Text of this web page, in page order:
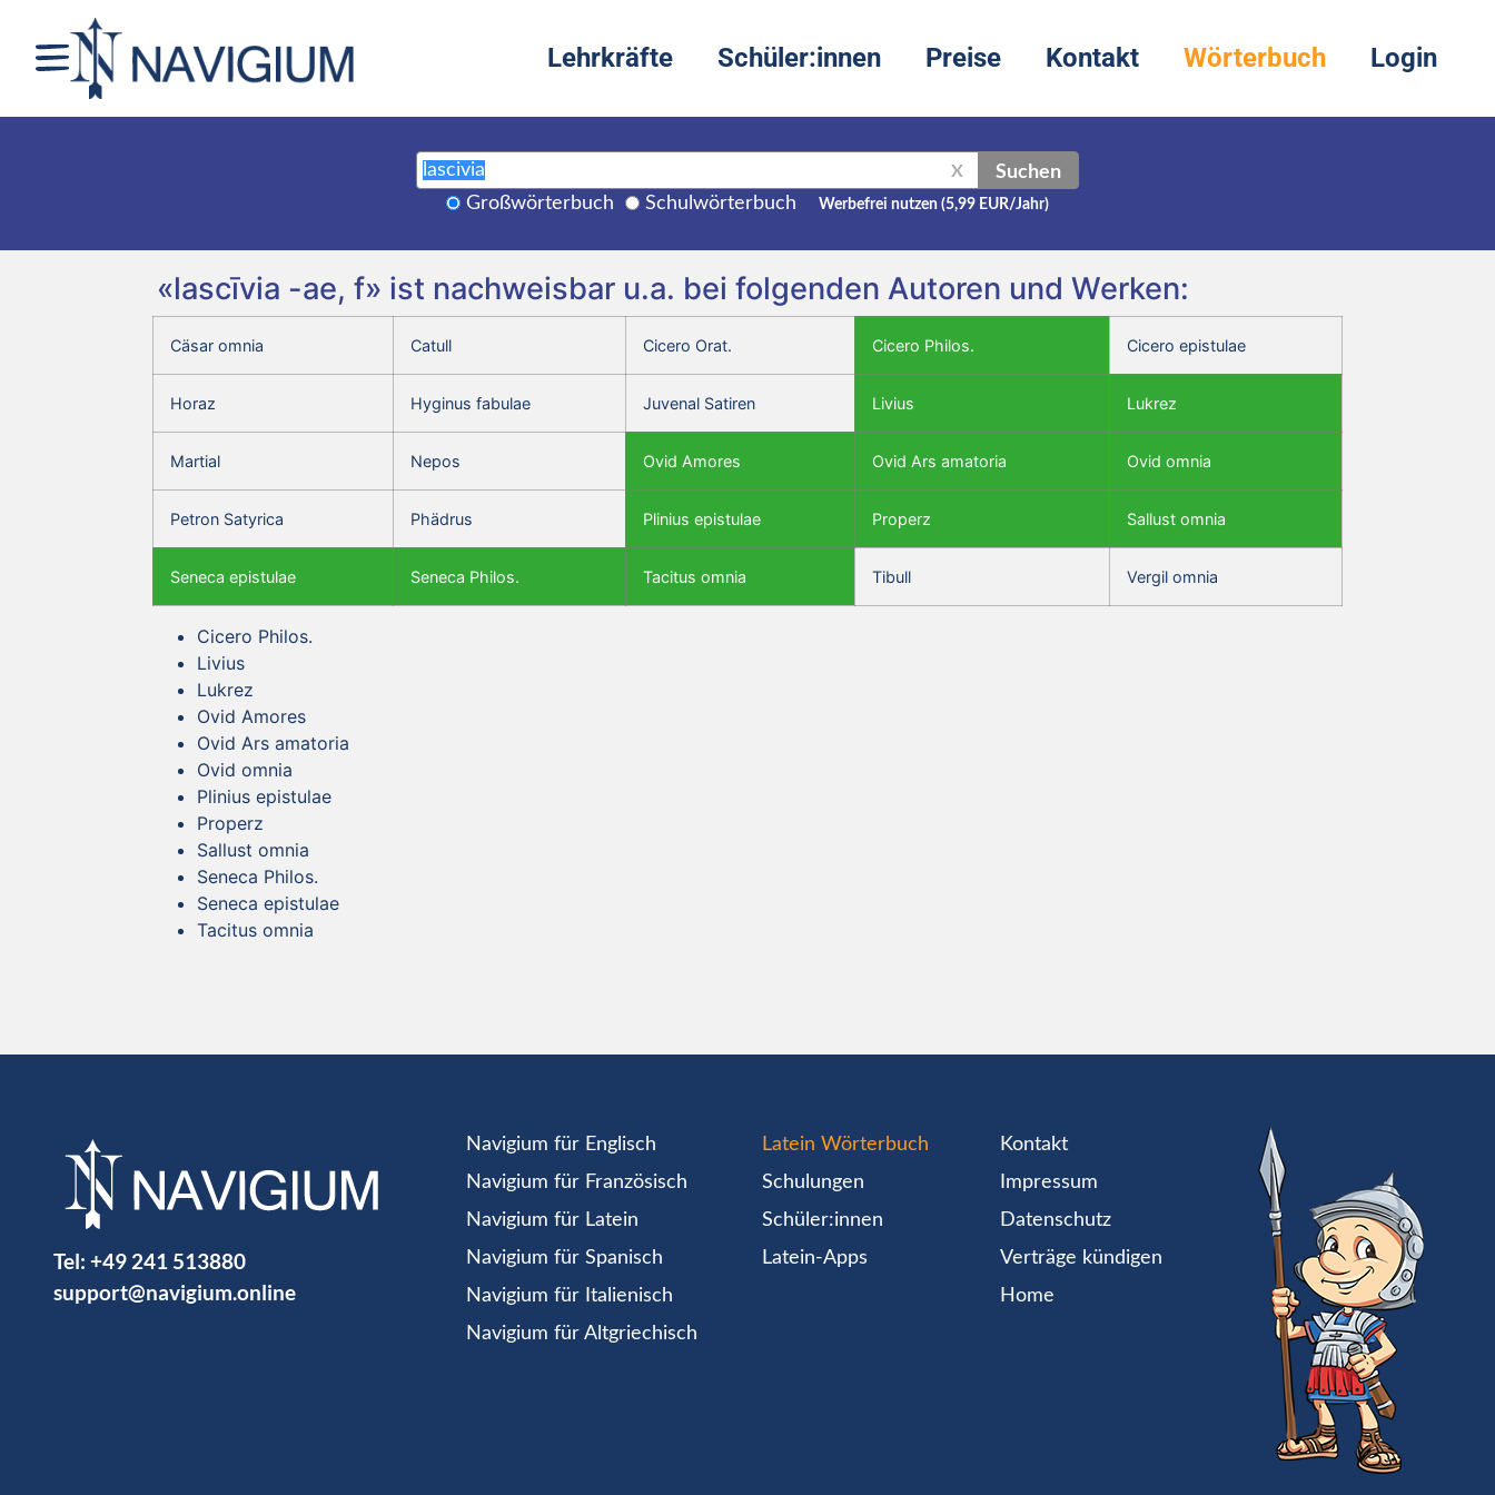
Lehrkräfte Schüler:innen Preise Kontakt Wörterbuch Login
X Suchen
Großwörterbuch Schulwörterbuch Werbefrei nutzen (5,99 EUR/Jahr)
«lascīvia -ae, f» ist nachweisbar u.a. bei folgenden Autoren und Werken:
Cäsar omnia Catull Cicero Orat. Cicero Philos. Cicero epistulae
Horaz Hyginus fabulae Juvenal Satiren Livius Lukrez
Martial Nepos Ovid Amores Ovid Ars amatoria Ovid omnia
Petron Satyrica Phädrus Plinius epistulae Properz Sallust omnia
Seneca epistulae Seneca Philos. Tacitus omnia Tibull Vergil omnia
Cicero Philos.
Livius
Lukrez
Ovid Amores
Ovid Ars amatoria
Ovid omnia
Plinius epistulae
Properz
Sallust omnia
Seneca Philos.
Seneca epistulae
Tacitus omnia
Tel: +49 241 513880
support@navigium.online
Navigium für Englisch
Navigium für Französisch
Navigium für Latein
Navigium für Spanisch
Navigium für Italienisch
Navigium für Altgriechisch
Latein Wörterbuch
Schulungen
Schüler:innen
Latein-Apps
Kontakt
Impressum
Datenschutz
Verträge kündigen
Home